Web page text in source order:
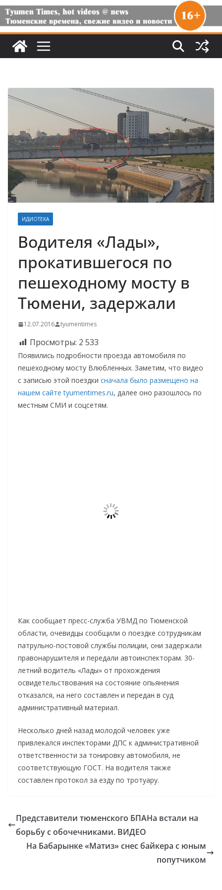
ИДИОТЕКА
Водителя «Лады»,
прокатившегося по
пешеходному мосту в
Тюмени, задержали
12.07.2016 tyumentimes
Просмотры: 2 533
Появились подробности проезда автомобиля по
пешеходному мосту Влюбленных. Заметим, что видео
с записью этой поездки сначала было размещено на
нашем сайте tyumentimes.ru, далее оно разошлось по
местным СМИ и соцсетям.
Как сообщает пресс-служба УВМД по Тюменской
области, очевидцы сообщили о поездке сотрудникам
патрульно-постовой службы полиции, они задержали
правонарушителя и передали автоинспекторам. 30-
летний водитель «Лады» от прохождения
освидетельствования на состояние опьянения
отказался, на него составлен и передан в суд
административный материал.
Несколько дней назад молодой человек уже
привлекался инспекторами ДПС к административной
ответственности за тонировку автомобиля, не
соответствующую ГОСТ. На водителя также
составлен протокол за езду по тротуару.
Представители тюменского БПАНа встали на
борьбу с обочечниками. ВИДЕО
На Бабарынке «Матиз» снес байкера с юным
попутчиком